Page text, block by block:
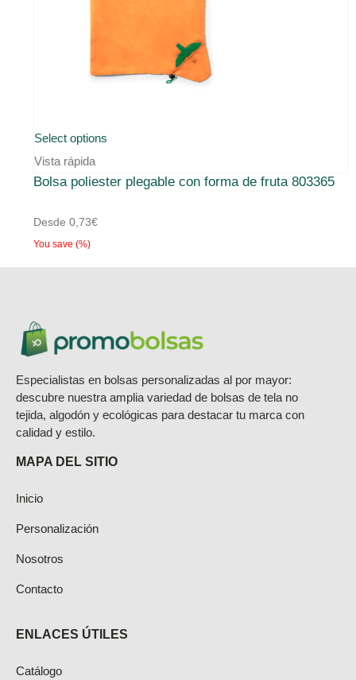
Select options
Vista rápida
Bolsa poliester plegable con forma de fruta 803365
Desde 0,73€
You save (%)
Especialistas en bolsas personalizadas al por mayor:
descubre nuestra amplia variedad de bolsas de tela no
tejida, algodón y ecológicas para destacar tu marca con
calidad y estilo.
MAPA DEL SITIO
Inicio
Personalización
Nosotros
Contacto
ENLACES ÚTILES
Catálogo